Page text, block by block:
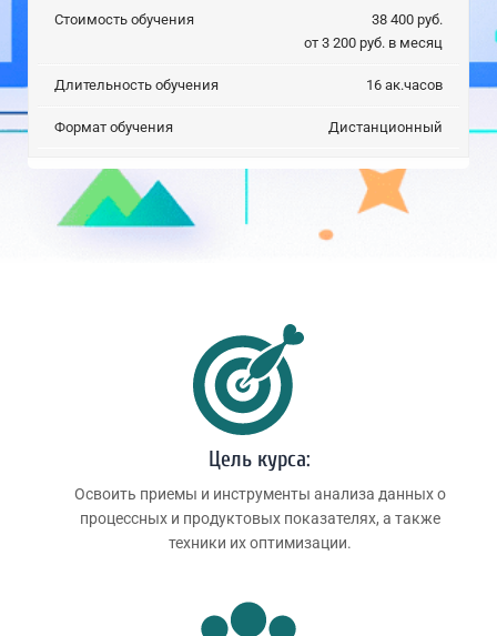
38 400 руб.
от 3 200 руб. в месяц
16 ак.часов
Дистанционный
Цель курса:
Освоить приемы и инструменты анализа данных о
процессных и продуктовых показателях, а также
техники их оптимизации.